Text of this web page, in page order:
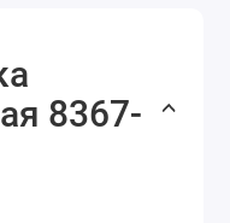
8367-